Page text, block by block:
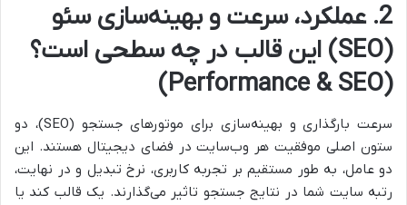
2. عملکرد، سرعت و بهینه‌سازی سئو
(SEO) این قالب در چه سطحی است؟
(Performance & SEO)
سرعت بارگذاری و بهینه‌سازی برای موتورهای جستجو (SEO)، دو
ستون اصلی موفقیت هر وب‌سایت در فضای دیجیتال هستند. این
دو عامل، به طور مستقیم بر تجربه کاربری، نرخ تبدیل و در نهایت،
رتبه سایت شما در نتایج جستجو تاثیر می‌گذارند. یک قالب کند یا